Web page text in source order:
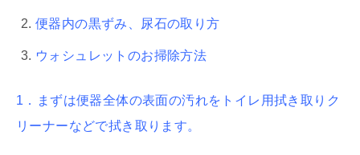
便器内の黒ずみ、尿石の取り方
ウォシュレットのお掃除方法
1．まずは便器全体の表面の汚れをトイレ用拭き取りク
リーナーなどで拭き取ります。